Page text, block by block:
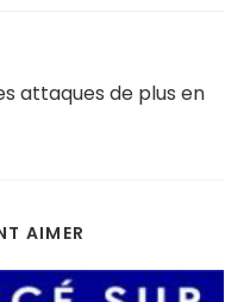
attaques de plus en
AIMER